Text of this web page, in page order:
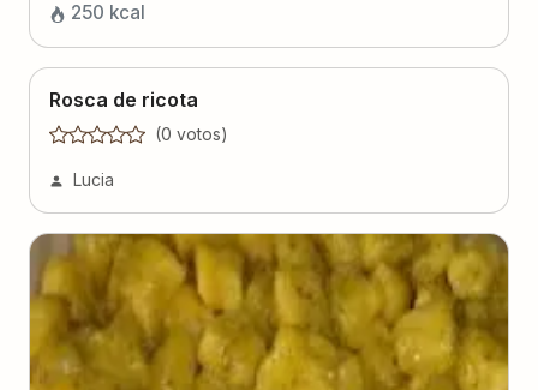
250 kcal
Rosca de ricota
(0 votos)
Lucia